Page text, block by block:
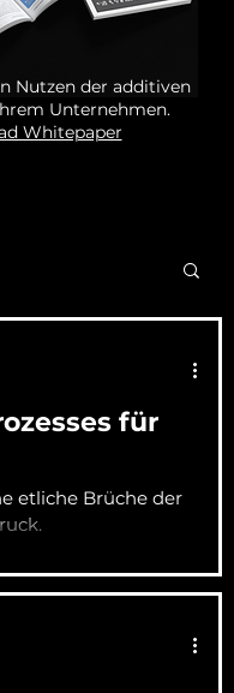
Nutzen der additiven
Unternehmen.
Whitepaper
für
etliche Brüche der